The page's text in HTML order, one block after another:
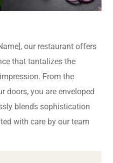
our restaurant offers
that tantalizes the
From the
doors, you are enveloped
blends sophistication
with care by our team